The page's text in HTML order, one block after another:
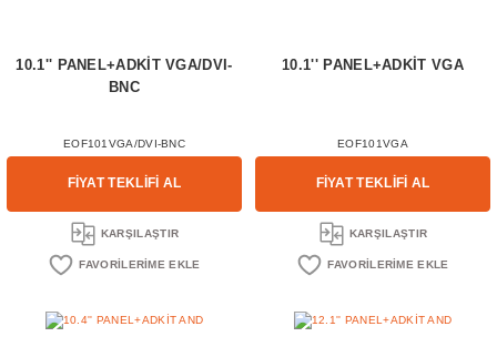
10.1'' PANEL+ADKİT VGA/DVI-
BNC
EOF101VGA/DVI-BNC
FİYAT TEKLİFİ AL
KARŞILAŞTIR
10.1'' PANEL+ADKİT VGA
EOF101VGA
FİYAT TEKLİFİ AL
KARŞILAŞTIR